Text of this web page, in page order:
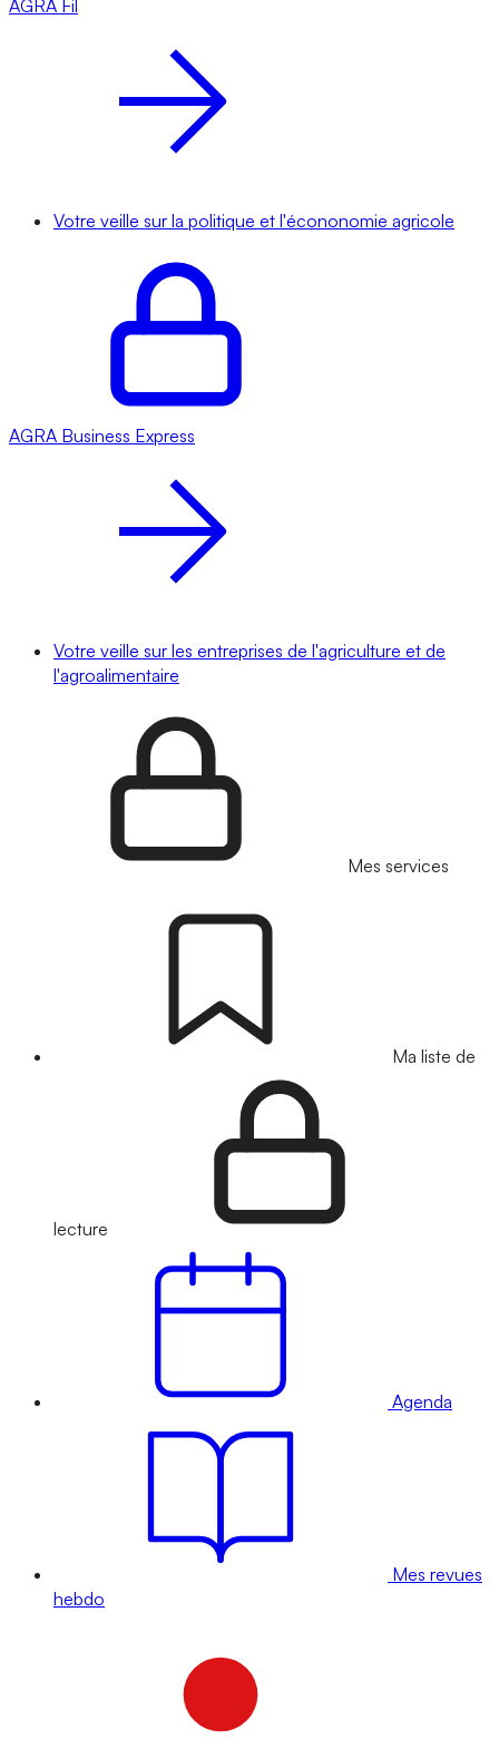
AGRA Fil
Votre veille sur la politique et l'écononomie agricole
AGRA Business Express
Votre veille sur les entreprises de l'agriculture et de
l'agroalimentaire
Mes services
Ma liste de
lecture
Agenda
Mes revues
hebdo